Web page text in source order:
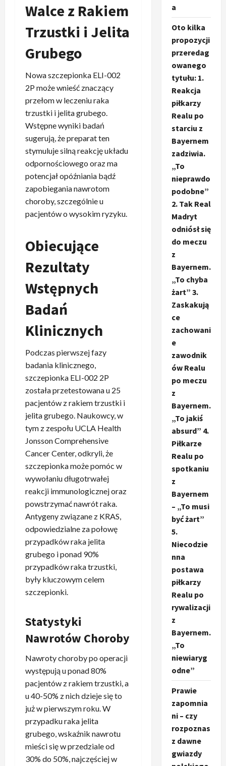
Walce z Rakiem
Trzustki i Jelita
Grubego
Nowa szczepionka ELI-002
2P może wnieść znaczący
przełom w leczeniu raka
trzustki i jelita grubego.
Wstępne wyniki badań
sugerują, że preparat ten
stymuluje silną reakcję układu
odpornościowego oraz ma
potencjał opóźniania bądź
zapobiegania nawrotom
choroby, szczególnie u
pacjentów o wysokim ryzyku.
Obiecujące
Rezultaty
Wstępnych
Badań
Klinicznych
Podczas pierwszej fazy
badania klinicznego,
szczepionka ELI-002 2P
została przetestowana u 25
pacjentów z rakiem trzustki i
jelita grubego. Naukowcy, w
tym z zespołu UCLA Health
Jonsson Comprehensive
Cancer Center, odkryli, że
szczepionka może pomóc w
wywołaniu długotrwałej
reakcji immunologicznej oraz
powstrzymać nawrót raka.
Antygeny związane z KRAS,
odpowiedzialne za połowę
przypadków raka jelita
grubego i ponad 90%
przypadków raka trzustki,
były kluczowym celem
szczepionki.
Statystyki
Nawrotów Choroby
Nawroty choroby po operacji
występują u ponad 80%
pacjentów z rakiem trzustki, a
u 40-50% z nich dzieje się to
już w pierwszym roku. W
przypadku raka jelita
grubego, wskaźnik nawrotu
mieści się w przedziale od
30% do 50%, najczęściej w
a
Oto kilka
propozycji
przeredag
owanego
tytułu: 1.
Reakcja
piłkarzy
Realu po
starciu z
Bayernem
zadziwia.
„To
nieprawdo
podobne”
2. Tak Real
Madryt
odniósł się
do meczu
z
Bayernem.
„To chyba
żart” 3.
Zaskakują
ce
zachowani
e
zawodnik
ów Realu
po meczu
z
Bayernem.
„To jakiś
absurd” 4.
Piłkarze
Realu po
spotkaniu
z
Bayernem
– „To musi
być żart”
5.
Niecodzie
nna
postawa
piłkarzy
Realu po
rywalizacji
z
Bayernem.
„To
niewiaryg
odne”
Prawie
zapomnia
ni – czy
rozpoznas
z dawne
gwiazdy